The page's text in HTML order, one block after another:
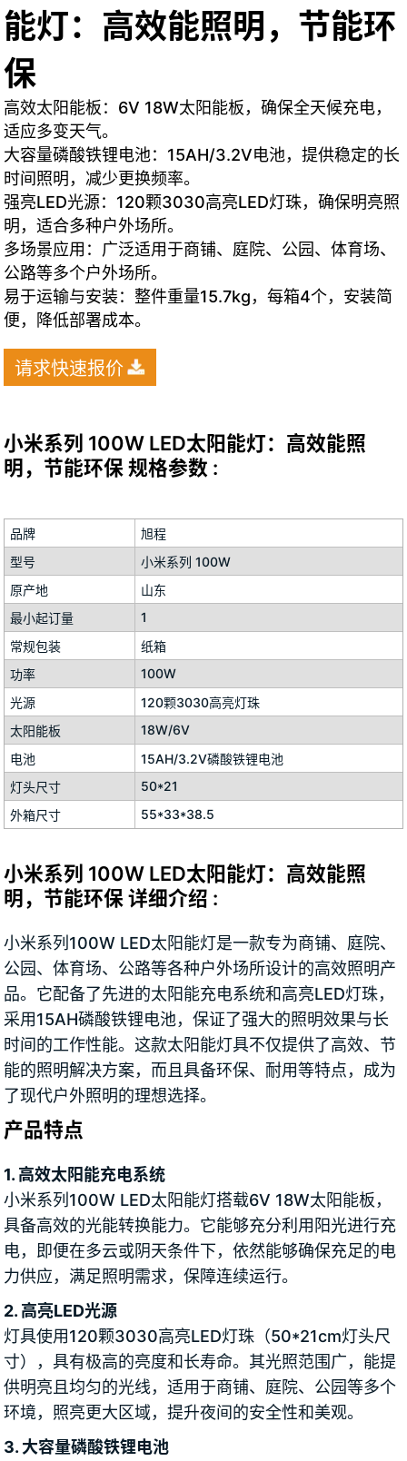
能灯：高效能照明，节能环
保
高效太阳能板：6V 18W太阳能板，确保全天候充电，
适应多变天气。
大容量磷酸铁锂电池：15AH/3.2V电池，提供稳定的长
时间照明，减少更换频率。
强亮LED光源：120颗3030高亮LED灯珠，确保明亮照
明，适合多种户外场所。
多场景应用：广泛适用于商铺、庭院、公园、体育场、
公路等多个户外场所。
易于运输与安装：整件重量15.7kg，每箱4个，安装简
便，降低部署成本。
请求快速报价
小米系列 100W LED太阳能灯：高效能照
明，节能环保 规格参数 :
品牌
旭程
型号
小米系列 100W
原产地
山东
最小起订量
1
常规包装
纸箱
功率
100W
光源
120颗3030高亮灯珠
太阳能板
18W/6V
电池
15AH/3.2V磷酸铁锂电池
灯头尺寸
50*21
外箱尺寸
55*33*38.5
小米系列 100W LED太阳能灯：高效能照
明，节能环保 详细介绍 :
小米系列100W LED太阳能灯是一款专为商铺、庭院、
公园、体育场、公路等各种户外场所设计的高效照明产
品。它配备了先进的太阳能充电系统和高亮LED灯珠，
采用15AH磷酸铁锂电池，保证了强大的照明效果与长
时间的工作性能。这款太阳能灯具不仅提供了高效、节
能的照明解决方案，而且具备环保、耐用等特点，成为
了现代户外照明的理想选择。
产品特点
1. 高效太阳能充电系统
小米系列100W LED太阳能灯搭载6V 18W太阳能板，
具备高效的光能转换能力。它能够充分利用阳光进行充
电，即便在多云或阴天条件下，依然能够确保充足的电
力供应，满足照明需求，保障连续运行。
2. 高亮LED光源
灯具使用120颗3030高亮LED灯珠（50*21cm灯头尺
寸），具有极高的亮度和长寿命。其光照范围广，能提
供明亮且均匀的光线，适用于商铺、庭院、公园等多个
环境，照亮更大区域，提升夜间的安全性和美观。
3. 大容量磷酸铁锂电池